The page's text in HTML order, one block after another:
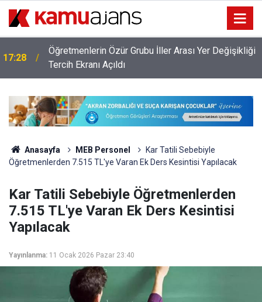
17:28
Öğretmenlerin Özür Grubu İller Arası Yer Değişikliği
Tercih Ekranı Açıldı
Anasayfa MEB Personel
Kar Tatili Sebebiyle
Öğretmenlerden 7.515 TL'ye Varan Ek Ders Kesintisi Yapılacak
Kar Tatili Sebebiyle Öğretmenlerden
7.515 TL'ye Varan Ek Ders Kesintisi
Yapılacak
Yayınlanma: 11 Ocak 2026 Pazar 23:40